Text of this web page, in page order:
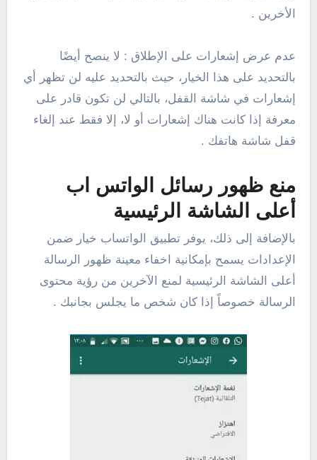
الأخرين .
عدم عرض إشعارات على الإطلاق : لا ينصح أيضًا
بالتحديد على هذا الخيار، حيث بالتحديد عليه لن تظهر أي
إشعارات في شاشة القفل، بالتالي لن تكون قادر على
معرفة إذا كانت هناك إشعارات أو لا، إلا فقط عند إلغاء
قفل شاشة هاتفك .
منع ظهور رسائل الواتس اب
أعلى الشاشة الرئيسية
بالإضافة إلى ذلك، يوفر تطبيق الواتساب خيار ضمن
الإعدادات يسمح بإمكانية اخفاء معينة ظهور الرسالة
أعلى الشاشة الرئيسية لمنع الآخرين من رؤية محتوى
الرسالة خصوصاً إذا كان شخص ما يجلس بجانبك .